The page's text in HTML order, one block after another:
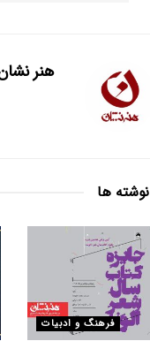
هنر
نوشته ها
فرهنگ و ادبیات